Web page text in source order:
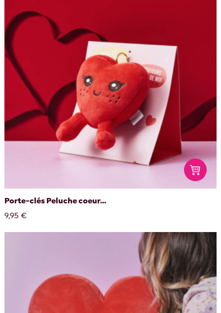
Porte-clés Peluche coeur...
9,95 €